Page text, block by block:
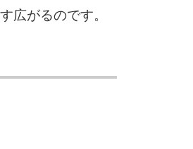
広がるのです。